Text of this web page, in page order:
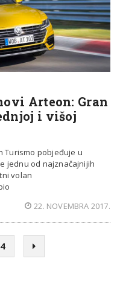
Arteon: Gran
i višoj
Turismo pobjeđuje u
jednu od najznačajnijih
volan
22. NOVEMBRA 2017.
4